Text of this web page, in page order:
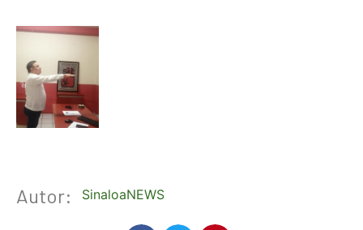
Autor: SinaloaNEWS